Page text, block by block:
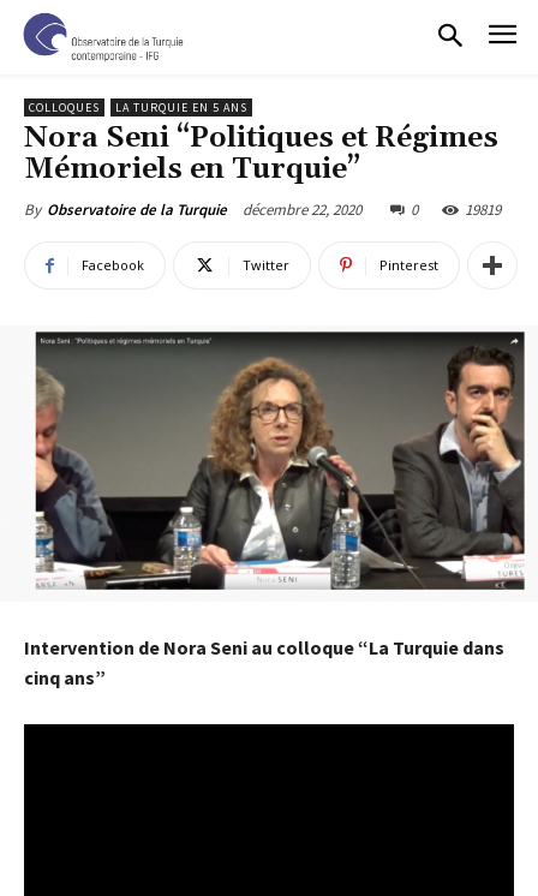
COLLOQUES LA TURQUIE EN 5 ANS
Nora Seni “Politiques et Régimes
Mémoriels en Turquie”
By Observatoire de la Turquie décembre 22, 2020 0 19819
Facebook Twitter Pinterest
Intervention de Nora Seni au colloque “La Turquie dans
cinq ans”